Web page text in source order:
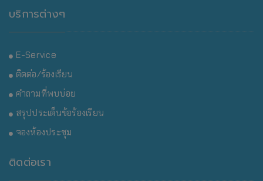
บริการต่างๆ
E-Service
ติดต่อ/ร้องเรียน
คำถามที่พบบ่อย
สรุปประเด็นข้อร้องเรียน
จองห้องประชุม
ติดต่อเรา